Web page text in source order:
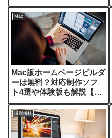
Mac
Mac版ホームページビルダ
ーは無料？対応制作ソフ
ト4選や体験版も解説【買
い切り】
撮影機材